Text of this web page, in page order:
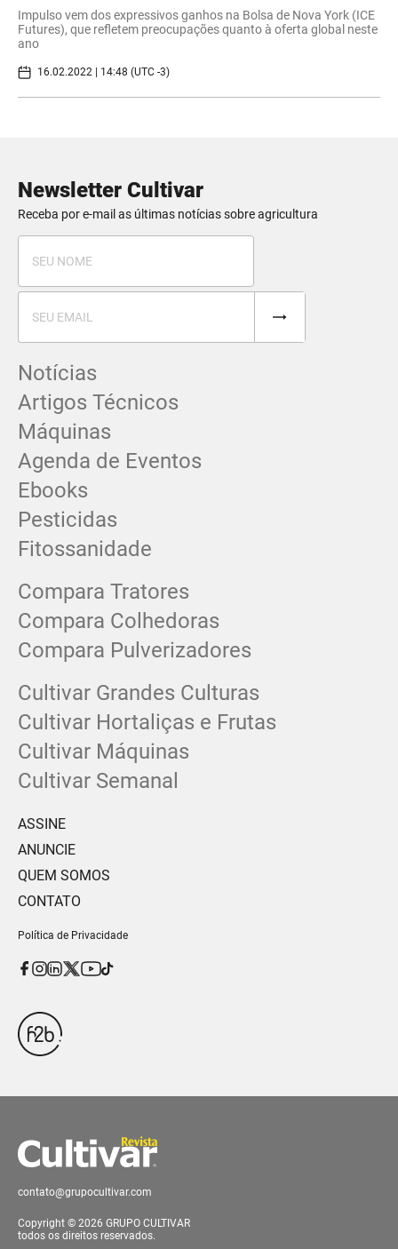
Impulso vem dos expressivos ganhos na Bolsa de Nova York (ICE
Futures), que refletem preocupações quanto à oferta global neste
ano
16.02.2022 | 14:48 (UTC -3)
Newsletter Cultivar
Receba por e-mail as últimas notícias sobre agricultura
Notícias
Artigos Técnicos
Máquinas
Agenda de Eventos
Ebooks
Pesticidas
Fitossanidade
Compara Tratores
Compara Colhedoras
Compara Pulverizadores
Cultivar Grandes Culturas
Cultivar Hortaliças e Frutas
Cultivar Máquinas
Cultivar Semanal
ASSINE
ANUNCIE
QUEM SOMOS
CONTATO
Política de Privacidade
contato@grupocultivar.com
Copyright © 2026 GRUPO CULTIVAR
todos os direitos reservados.